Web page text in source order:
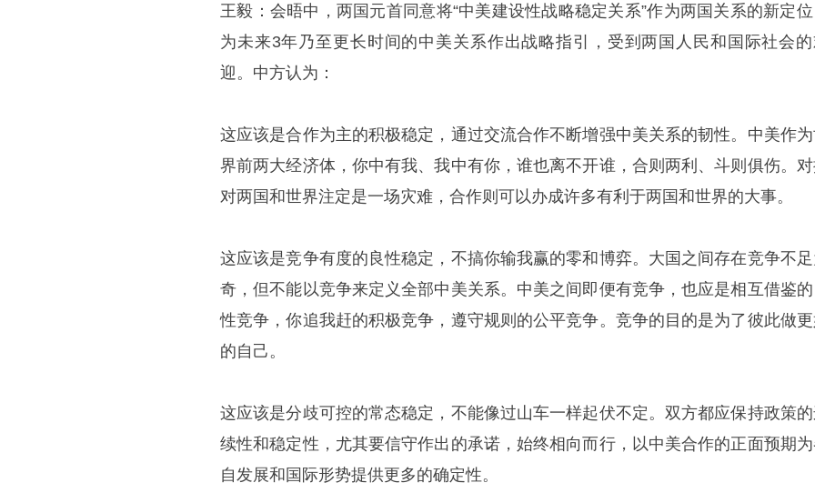
王毅：会晤中，两国元首同意将“中美建设性战略稳定关系”作为两国关系的新定位
为未来3年乃至更长时间的中美关系作出战略指引，受到两国人民和国际社会的
迎。中方认为：
这应该是合作为主的积极稳定，通过交流合作不断增强中美关系的韧性。中美作
界前两大经济体，你中有我、我中有你，谁也离不开谁，合则两利、斗则俱伤。
对两国和世界注定是一场灾难，合作则可以办成许多有利于两国和世界的大事。
这应该是竞争有度的良性稳定，不搞你输我赢的零和博弈。大国之间存在竞争不
奇，但不能以竞争来定义全部中美关系。中美之间即便有竞争，也应是相互借鉴的
性竞争，你追我赶的积极竞争，遵守规则的公平竞争。竞争的目的是为了彼此做
的自己。
这应该是分歧可控的常态稳定，不能像过山车一样起伏不定。双方都应保持政策
续性和稳定性，尤其要信守作出的承诺，始终相向而行，以中美合作的正面预期
自发展和国际形势提供更多的确定性。